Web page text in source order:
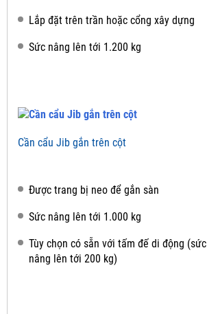
Lắp đặt trên trần hoặc cổng xây dựng
Sức nâng lên tới 1.200 kg
Cần cẩu Jib gắn trên cột
Được trang bị neo để gắn sàn
Sức nâng lên tới 1.000 kg
Tùy chọn có sẵn với tấm đế di động (sức
nâng lên tới 200 kg)